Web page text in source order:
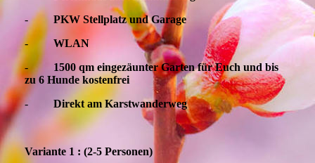
- PKW Stellplatz und Garage
- WLAN
- 1500 qm eingezäunter Garten für Euch und bis
zu 6 Hunde kostenfrei
- Direkt am Karstwanderweg
Variante 1 : (2-5 Personen)